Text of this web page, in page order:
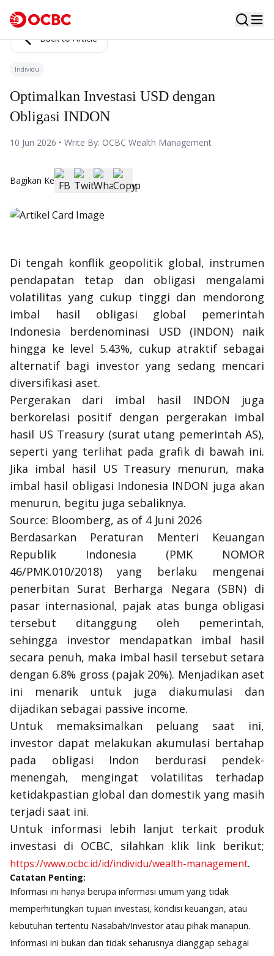
Back to Article
Individu
Optimalkan Investasi USD dengan
Obligasi INDON
10 Jun 2026 • Write By: OCBC Wealth Management
Bagikan Ke
Di tengah konflik geopolitik global, instrumen
pendapatan tetap dan obligasi mengalami
volatilitas yang cukup tinggi dan mendorong
imbal hasil obligasi global pemerintah
Indonesia berdenominasi USD (INDON) naik
hingga ke level 5.43%, cukup atraktif sebagai
alternatif bagi investor yang sedang mencari
diversifikasi aset.
Pergerakan dari imbal hasil INDON juga
berkorelasi positif dengan pergerakan imbal
hasil US Treasury (surat utang pemerintah AS),
seperti yang terlihat pada grafik di bawah ini.
Jika imbal hasil US Treasury menurun, maka
imbal hasil obligasi Indonesia INDON juga akan
menurun, begitu juga sebaliknya.
Source: Bloomberg, as of 4 Juni 2026
Berdasarkan Peraturan Menteri Keuangan
Republik Indonesia (PMK NOMOR
46/PMK.010/2018)
yang berlaku mengenai
penerbitan Surat Berharga Negara (SBN) di
pasar internasional, pajak atas bunga obligasi
tersebut ditanggung oleh pemerintah,
sehingga investor mendapatkan imbal hasil
secara penuh, maka imbal hasil tersebut setara
dengan 6.8% gross (pajak 20%). Menjadikan aset
ini menarik untuk juga diakumulasi dan
dijadikan sebagai passive income.
Untuk memaksimalkan peluang saat ini,
investor dapat melakukan akumulasi bertahap
pada obligasi Indon berdurasi pendek-
menengah, mengingat volatilitas terhadap
ketidakpastian global dan domestik yang masih
terjadi saat ini.
Untuk informasi lebih lanjut terkait produk
investasi di OCBC, silahkan klik link berikut;
https://www.ocbc.id/id/individu/wealth-management.
Catatan Penting:
Informasi ini hanya berupa informasi umum yang tidak
memperhitungkan tujuan investasi, kondisi keuangan, atau
kebutuhan tertentu Nasabah/Investor atau pihak manapun.
Informasi ini bukan dan tidak seharusnya dianggap sebagai